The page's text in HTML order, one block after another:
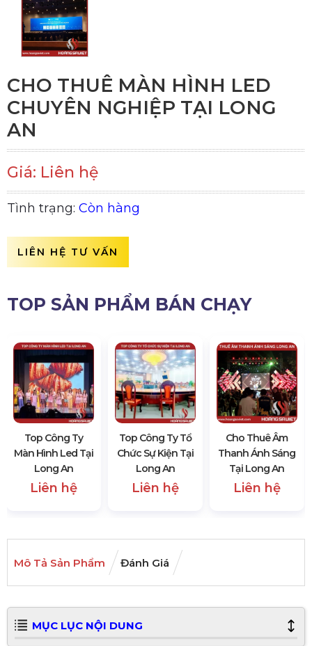
CHO THUÊ MÀN HÌNH LED
CHUYÊN NGHIỆP TẠI LONG
AN
Giá: Liên hệ
Tình trạng: Còn hàng
LIÊN HỆ TƯ VẤN
TOP SẢN PHẨM BÁN CHẠY
Top Công Ty
Màn Hình Led Tại
Long An
Liên hệ
Top Công Ty Tổ
Chức Sự Kiện Tại
Long An
Liên hệ
Cho Thuê Âm
Thanh Ánh Sáng
Tại Long An
Liên hệ
Mô Tả Sản Phẩm Đánh Giá
MỤC LỤC NỘI DUNG